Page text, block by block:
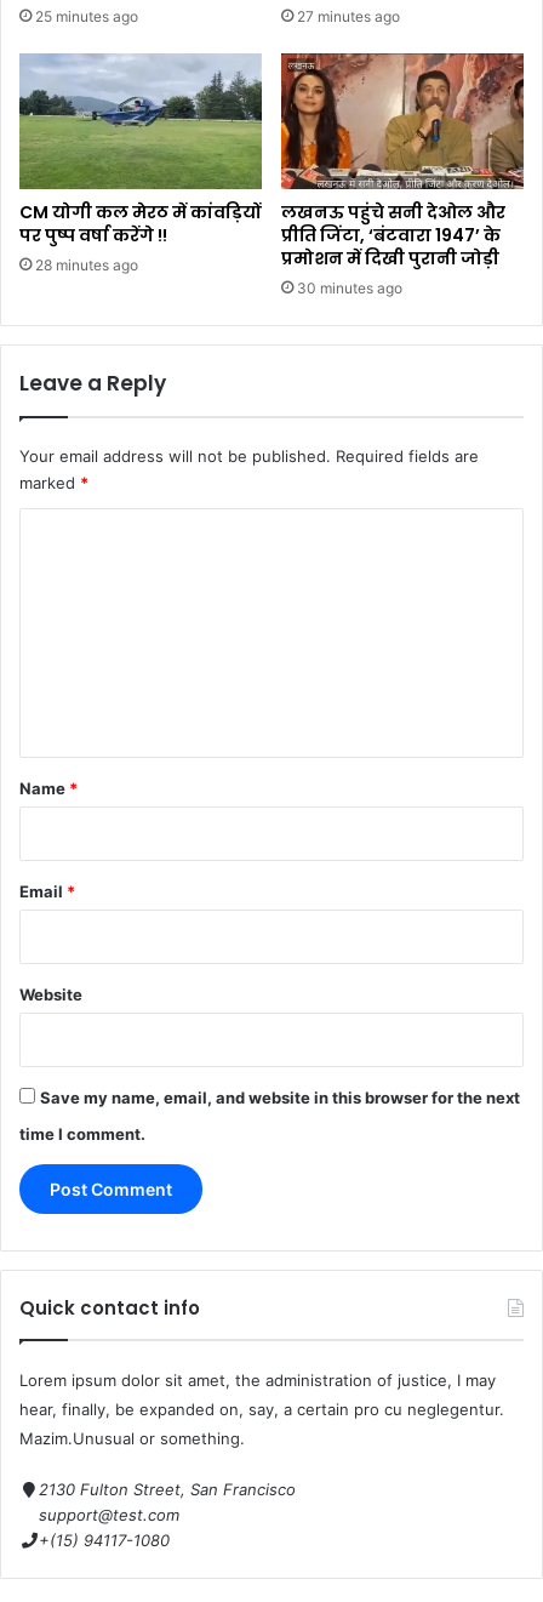
25 minutes ago 27 minutes ago
CM योगी कल मेरठ में कांवड़ियों
पर पुष्प वर्षा करेंगे !!
28 minutes ago
लखनऊ पहुंचे सनी देओल और
प्रीति जिंटा, ‘बंटवारा 1947’ के
प्रमोशन में दिखी पुरानी जोड़ी
30 minutes ago
Leave a Reply
Your email address will not be published. Required fields are
marked *
*
Name *
Email *
Website
Save my name, email, and website in this browser for the next
time I comment.
Quick contact info
Lorem ipsum dolor sit amet, the administration of justice, I may
hear, finally, be expanded on, say, a certain pro cu neglegentur.
Mazim.Unusual or something.
2130 Fulton Street, San Francisco
support@test.com
+(15) 94117-1080